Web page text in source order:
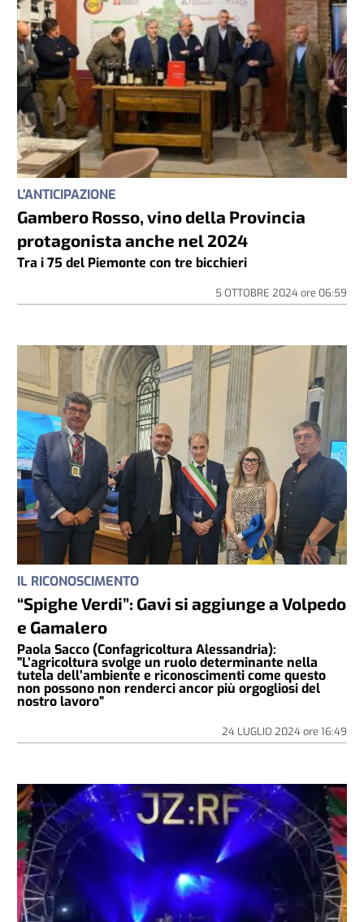
L'ANTICIPAZIONE
Gambero Rosso, vino della Provincia
protagonista anche nel 2024
Tra i 75 del Piemonte con tre bicchieri
5 OTTOBRE 2024ore 06:59
IL RICONOSCIMENTO
“Spighe Verdi”: Gavi si aggiunge a Volpedo
e Gamalero
Paola Sacco (Confagricoltura Alessandria):
"L’agricoltura svolge un ruolo determinante nella
tutela dell’ambiente e riconoscimenti come questo
non possono non renderci ancor più orgogliosi del
nostro lavoro”
24 LUGLIO 2024ore 16:49